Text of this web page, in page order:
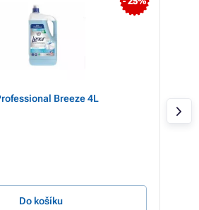
Breeze 4L
Do košíku